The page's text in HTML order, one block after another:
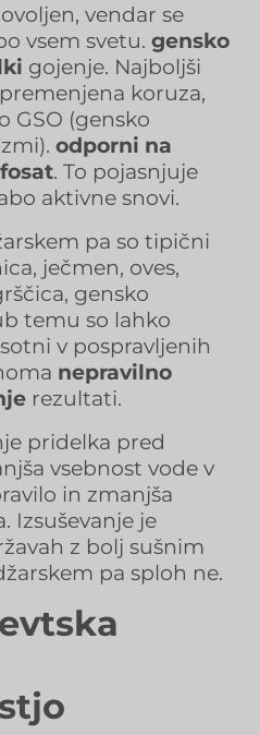
vendar se
vsem svetu. gensko
gojenje. Najboljši
koruza,
GSO (gensko
odporni na
. To pojasnjuje
aktivne snovi.
pa so tipični
ječmen, oves,
gensko
temu so lahko
v pospravljenih
nepravilno
rezultati.
pridelka pred
vsebnost vode v
in zmanjša
Izsuševanje je
z bolj sušnim
pa sploh ne.